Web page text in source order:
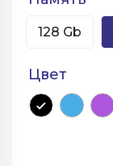
128 Gb
Цвет